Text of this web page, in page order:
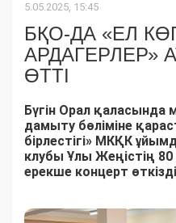
5.05.2025, 15:45
БҚО-ДА «ЕЛ
АРДАГЕРЛЕР»
ӨТТІ
Бүгін Орал қаласында
дамыту бөліміне
бірлестігі» МКҚК
клубы Ұлы Жеңістің
ерекше концерт